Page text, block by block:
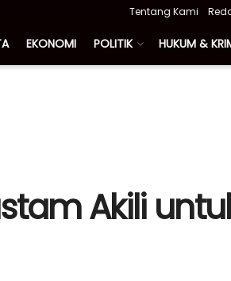
Tentang Kami
EKONOMI POLITIK HUKUM &
Akili